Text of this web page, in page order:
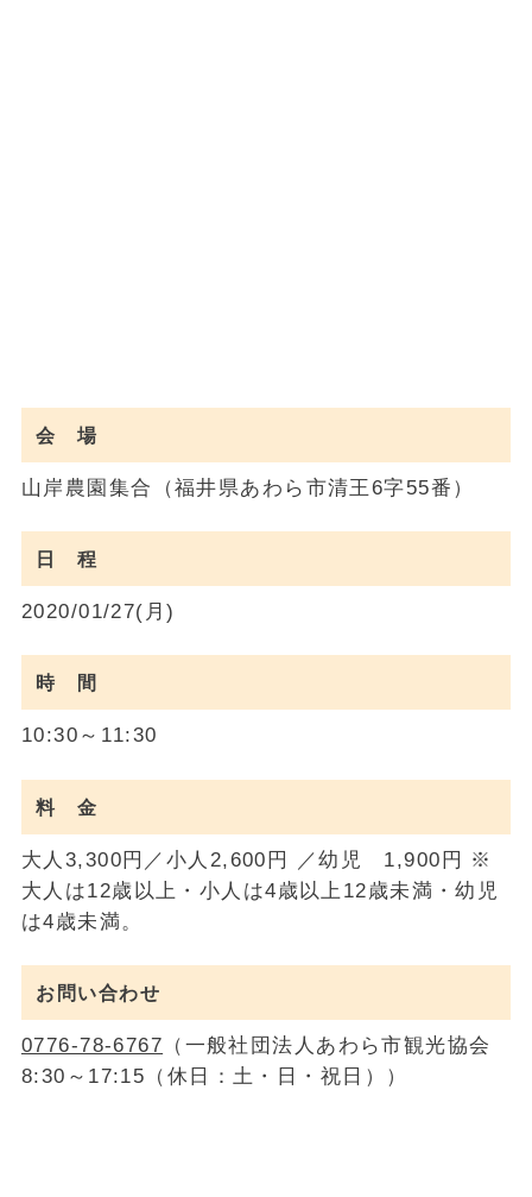
会 場
山岸農園集合（福井県あわら市清王6字55番）
日 程
2020/01/27(月)
時 間
10:30～11:30
料 金
大人3,300円／小人2,600円 ／幼児 1,900円 ※
大人は12歳以上・小人は4歳以上12歳未満・幼児
は4歳未満。
お問い合わせ
0776-78-6767 （一般社団法人あわら市観光協会
8:30～17:15（休日：土・日・祝日））